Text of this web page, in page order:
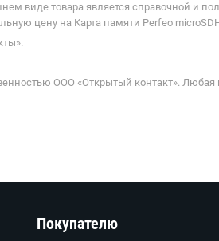
виде товара является справочной и
цену на Карта памяти Perfeo
ООО «Открытый контакт».
Покупателю